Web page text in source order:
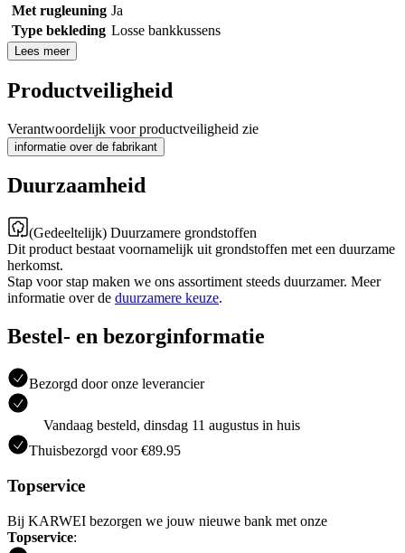
Met rugleuning Ja
Type bekleding Losse bankkussens
Lees meer
Productveiligheid
Verantwoordelijk voor productveiligheid zie
informatie over de fabrikant
Duurzaamheid
(Gedeeltelijk) Duurzamere grondstoffen
Dit product bestaat voornamelijk uit grondstoffen met een duurzame
herkomst.
Stap voor stap maken we ons assortiment steeds duurzamer. Meer
informatie over de duurzamere keuze.
Bestel- en bezorginformatie
Bezorgd door onze leverancier
Vandaag besteld, dinsdag 11 augustus in huis
Thuisbezorgd voor €89.95
Topservice
Bij KARWEI bezorgen we jouw nieuwe bank met onze
Topservice: